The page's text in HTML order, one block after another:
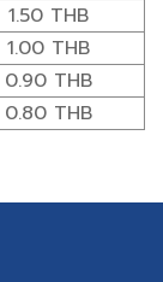
1.50 THB
1.00 THB
0.90 THB
0.80 THB